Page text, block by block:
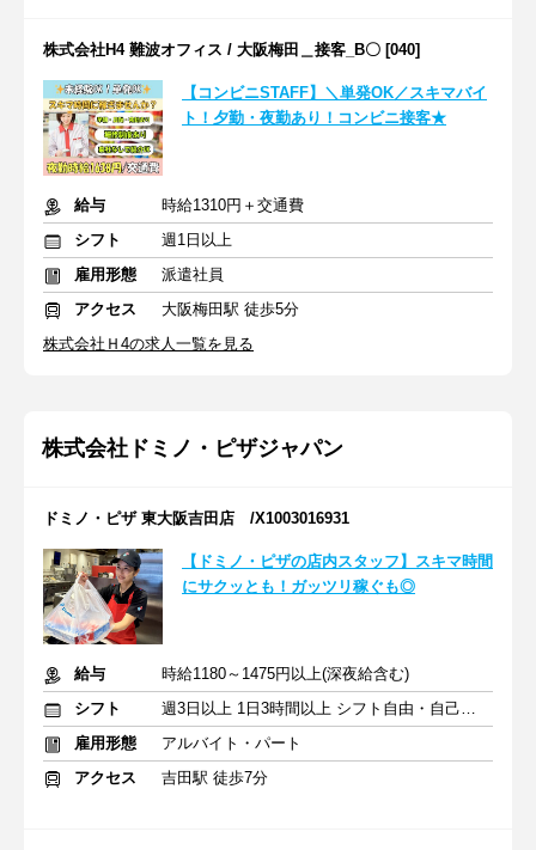
株式会社H4 難波オフィス / 大阪梅田＿接客_B〇 [040]
【コンビニSTAFF】＼単発OK／スキマバイ
ト！夕勤・夜勤あり！コンビニ接客★
給与
時給1310円＋交通費
シフト
週1日以上
雇用形態
派遣社員
アクセス
大阪梅田駅 徒歩5分
株式会社Ｈ4の求人一覧を見る
株式会社ドミノ・ピザジャパン
ドミノ・ピザ 東大阪吉田店 /X1003016931
【ドミノ・ピザの店内スタッフ】スキマ時間
にサクッとも！ガッツリ稼ぐも◎
給与
時給1180～1475円以上(深夜給含む)
シフト
週3日以上 1日3時間以上 シフト自由・自己申告
雇用形態
アルバイト・パート
アクセス
吉田駅 徒歩7分